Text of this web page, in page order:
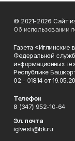
© 2021-2026 Сайт
Об использовании
Газета «Иглинские
Федеральной
информационных
Республике
02 - 01814 от
Телефон
8 (347) 952-10-64
Эл. почта
iglvesti@bk.ru